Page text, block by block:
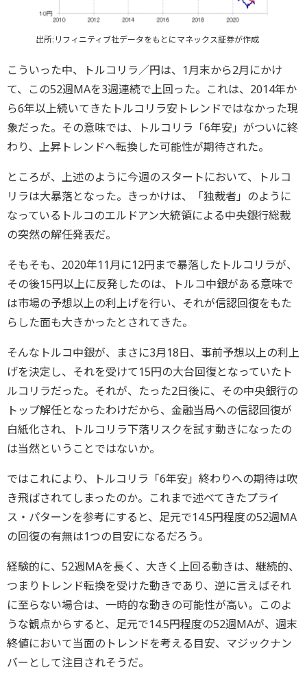
出所:リフィニティブ社データをもとにマネックス証券が作成
こういった中、トルコリラ／円は、1月末から2月にかけ
て、この52週MAを3週連続で上回った。これは、2014年か
ら6年以上続いてきたトルコリラ安トレンドではなかった現
象だった。その意味では、トルコリラ「6年安」がついに終
わり、上昇トレンドへ転換した可能性が期待された。
ところが、上述のように今週のスタートにおいて、トルコ
リラは大暴落となった。きっかけは、「独裁者」のように
なっているトルコのエルドアン大統領による中央銀行総裁
の突然の解任発表だ。
そもそも、2020年11月に12円まで暴落したトルコリラが、
その後15円以上に反発したのは、トルコ中銀がある意味で
は市場の予想以上の利上げを行い、それが信認回復をもた
らした面も大きかったとされてきた。
そんなトルコ中銀が、まさに3月18日、事前予想以上の利上
げを決定し、それを受けて15円の大台回復となっていたト
ルコリラだった。それが、たった2日後に、その中央銀行の
トップ解任となったわけだから、金融当局への信認回復が
白紙化され、トルコリラ下落リスクを試す動きになったの
は当然ということではないか。
ではこれにより、トルコリラ「6年安」終わりへの期待は吹
き飛ばされてしまったのか。これまで述べてきたプライ
ス・パターンを参考にすると、足元で14.5円程度の52週MA
の回復の有無は1つの目安になるだろう。
経験的に、52週MAを長く、大きく上回る動きは、継続的、
つまりトレンド転換を受けた動きであり、逆に言えばそれ
に至らない場合は、一時的な動きの可能性が高い。このよ
うな観点からすると、足元で14.5円程度の52週MAが、週末
終値において当面のトレンドを考える目安、マジックナン
バーとして注目されそうだ。